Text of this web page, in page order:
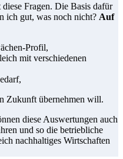
Fragen. Die Basis dafür
ich gut, was noch nicht? Auf
Profil,
mit verschiedenen
Zukunft übernehmen will.
diese Auswertungen auch
und so die betriebliche
nachhaltiges Wirtschaften